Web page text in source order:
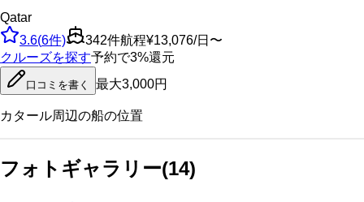
Qatar
3.6(6件) 342件航程¥13,076/日〜
クルーズを探す予約で3%還元
口コミを書く 最大3,000円
カタール周辺の船の位置
フォトギャラリー(14)